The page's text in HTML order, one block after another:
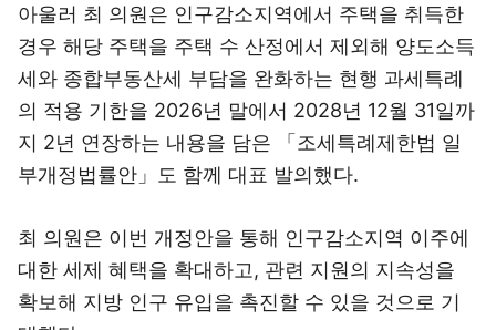
아울러 최 의원은 인구감소지역에서 주택을 취득한
경우 해당 주택을 주택 수 산정에서 제외해 양도소득
세와 종합부동산세 부담을 완화하는 현행 과세특례
의 적용 기한을 2026년 말에서 2028년 12월 31일까
지 2년 연장하는 내용을 담은 「조세특례제한법 일
부개정법률안」도 함께 대표 발의했다.
최 의원은 이번 개정안을 통해 인구감소지역 이주에
대한 세제 혜택을 확대하고, 관련 지원의 지속성을
확보해 지방 인구 유입을 촉진할 수 있을 것으로 기